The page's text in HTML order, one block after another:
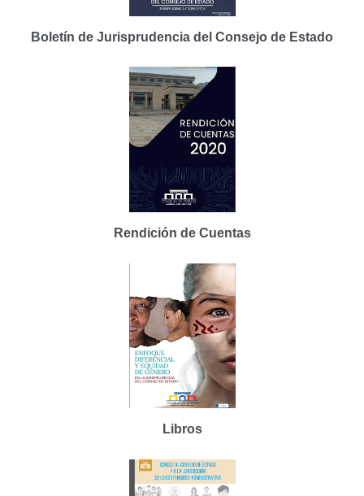
Boletín de Jurisprudencia del Consejo de Estado
Rendición de Cuentas
Libros